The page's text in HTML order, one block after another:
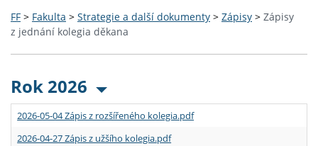
FF > Fakulta > Strategie a další dokumenty > Zápisy > Zápisy
z jednání kolegia děkana
Rok 2026
2026-05-04 Zápis z rozšířeného kolegia.pdf
2026-04-27 Zápis z užšího kolegia.pdf